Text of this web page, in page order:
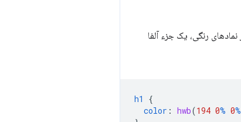
رنگی، یک جزء آلفا
h1
{
color : hwb(194 0% 0%